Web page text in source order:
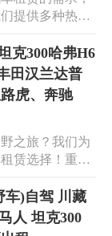
供优质的车辆
车进藏及重庆
于你的精彩之
提供多种热门
车辆性能卓
商务出行还是
的不同需求。
格实惠，让您
的出行体验。
将获得专业贴
流程。我们致
启您的精彩行
克300哈弗H6
田汉兰达普
虎、奔驰
之旅？我们为
赁选择！重庆
还有丰田汉兰
巡，以及路
是征服崎岖山
车)自驾 川藏
人 坦克300